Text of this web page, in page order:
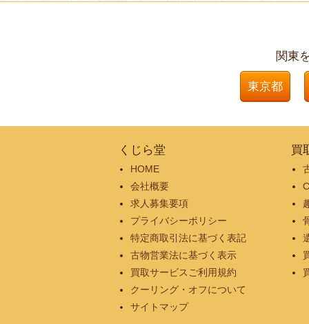
関東
東京都
くじら堂
HOME
会社概要
求人募集要項
プライバシーポリシー
特定商取引法に基づく表記
古物営業法に基づく表示
買取サービスご利用規約
クーリング・オフについて
サイトマップ
買